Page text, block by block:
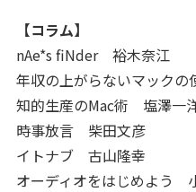
【コラム】
nAe*s fiNder 裕木奈江
年収の上がらないマック
知的生産のMac術 塩澤一
時事放言 柴田文彦
イトナブ 古山隆幸
オーディオをはじめよう